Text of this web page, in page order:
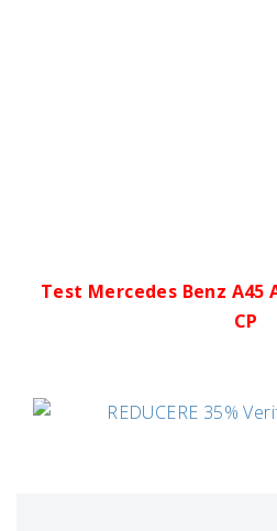
Test Mercedes Benz A45
CP